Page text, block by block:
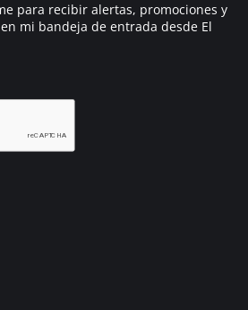
para recibir alertas, promociones y
mi bandeja de entrada desde El